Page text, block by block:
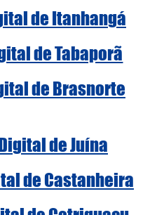
de Itanhangá
de Tabaporã
de Brasnorte
de Juína
de Castanheira